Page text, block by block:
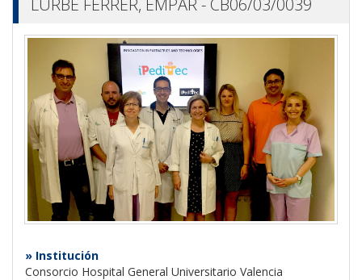
LURBE FERRER, EMPAR - CB06/03/0039
» Institución
Consorcio Hospital General Universitario Valencia